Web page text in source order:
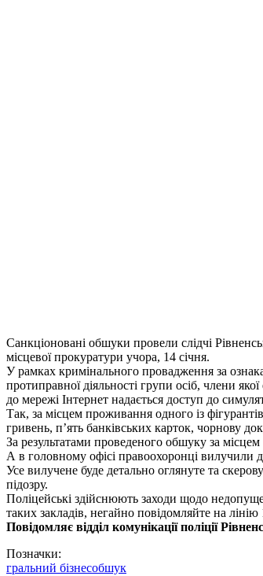
Санкціоновані обшуки провели слідчі
місцевої прокуратури учора, 14 січня.
У рамках кримінального провадження за
протиправної діяльності групи осіб, члени
до мережі Інтернет надається доступ до
Так, за місцем проживання одного із
гривень, п’ять банківських карток, чорнову
За результатами проведеного обшуку за
А в головному офісі правоохоронці вилучили
Усе вилучене буде детально оглянуте та
підозру.
Поліцейські здійснюють заходи щодо
таких закладів, негайно повідомляйте на
Повідомляє відділ комунікації поліції
Позначки:
гральний бізнесобшук